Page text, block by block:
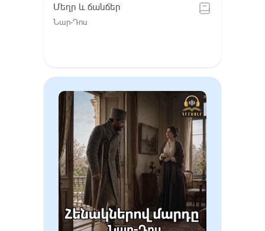
Մեղր և ճանճեր
Նար-Դոս